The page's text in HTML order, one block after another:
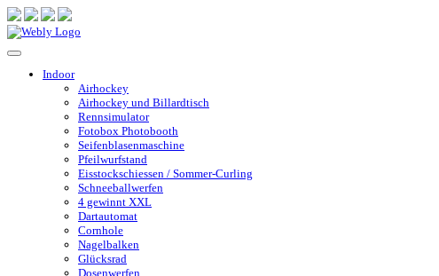
Indoor
Airhockey
Airhockey und Billardtisch
Rennsimulator
Fotobox Photobooth
Seifenblasenmaschine
Pfeilwurfstand
Eisstockschiessen / Sommer-Curling
Schneeballwerfen
4 gewinnt XXL
Dartautomat
Cornhole
Nagelbalken
Glücksrad
Dosenwerfen